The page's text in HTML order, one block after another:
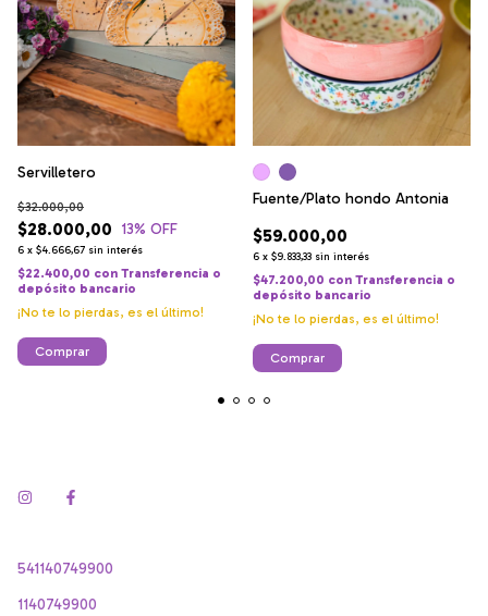
Servilletero
$28.000,00
$32.000,00
13% OFF
6 x $4.666,67 sin interés
$22.400,00 con Transferencia o
depósito bancario
¡No te lo pierdas, es el último!
Fuente/Plato hondo Antonia
$59.000,00
6 x $9.833,33 sin interés
$47.200,00 con Transferencia o
depósito bancario
¡No te lo pierdas, es el último!
Comprar
541140749900
1140749900